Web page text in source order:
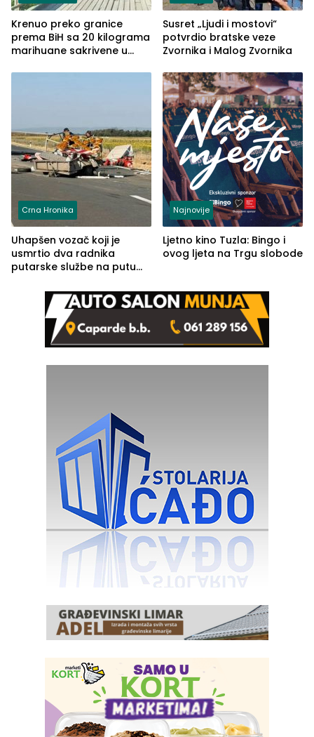
Krenuo preko granice
prema BiH sa 20 kilograma
marihuane sakrivene u
Susret „Ljudi i mostovi“
potvrdio bratske veze
Zvornika i Malog Zvornika
Crna Hronika
Uhapšen vozač koji je
usmrtio dva radnika
putarske službe na putu
(FOTO)
Najnovije
Ljetno kino Tuzla: Bingo i
ovog ljeta na Trgu slobode